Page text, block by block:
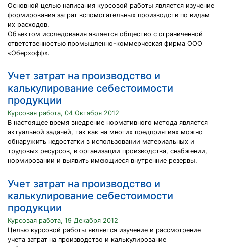
Основной целью написания курсовой работы является изучение
формирования затрат вспомогательных производств по видам
их расходов.
Объектом исследования является общество с ограниченной
ответственностью промышленно-коммерческая фирма ООО
«Оберхофф».
Учет затрат на производство и
калькулирование себестоимости
продукции
Курсовая работа, 04 Октября 2012
В настоящее время внедрение нормативного метода является
актуальной задачей, так как на многих предприятиях можно
обнаружить недостатки в использовании материальных и
трудовых ресурсов, в организации производства, снабжении,
нормировании и выявить имеющиеся внутренние резервы.
Учет затрат на производство и
калькулирование себестоимости
продукции
Курсовая работа, 19 Декабря 2012
Целью курсовой работы является изучение и рассмотрение
учета затрат на производство и калькулирование